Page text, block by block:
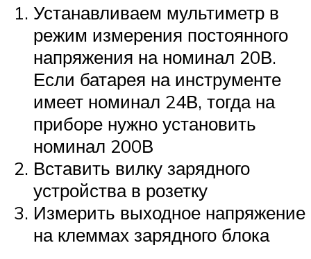
Устанавливаем мультиметр в
режим измерения постоянного
напряжения на номинал 20В.
Если батарея на инструменте
имеет номинал 24В, тогда на
приборе нужно установить
номинал 200В
Вставить вилку зарядного
устройства в розетку
Измерить выходное напряжение
на клеммах зарядного блока